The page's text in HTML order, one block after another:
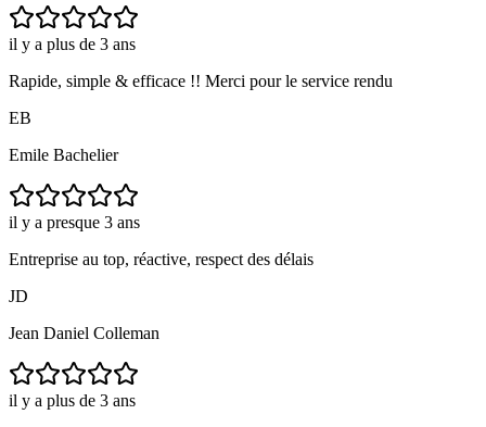
il y a plus de 3 ans
Rapide, simple & efficace !! Merci pour le service rendu
EB
Emile Bachelier
il y a presque 3 ans
Entreprise au top, réactive, respect des délais
JD
Jean Daniel Colleman
il y a plus de 3 ans